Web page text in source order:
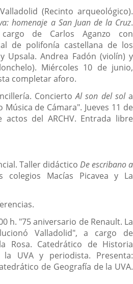
(Recinto arqueológico).
homenaje a San Juan de la Cruz.
de Carlos Aganzo con
de polifonía castellana de los
Upsala. Andrea Fadón (violín) y
Miércoles 10 de junio,
completar aforo.
ConciertoAl son del sola
de Cámara". Jueves 11 de
del ARCHV. Entrada libre
Taller didáctico De escribano a
colegios Macías Picavea y La
h. "75 aniversario de Renault. La
Valladolid", a cargo de
Rosa. Catedrático de Historia
la UVA y periodista. Presenta:
de Geografía de la UVA.